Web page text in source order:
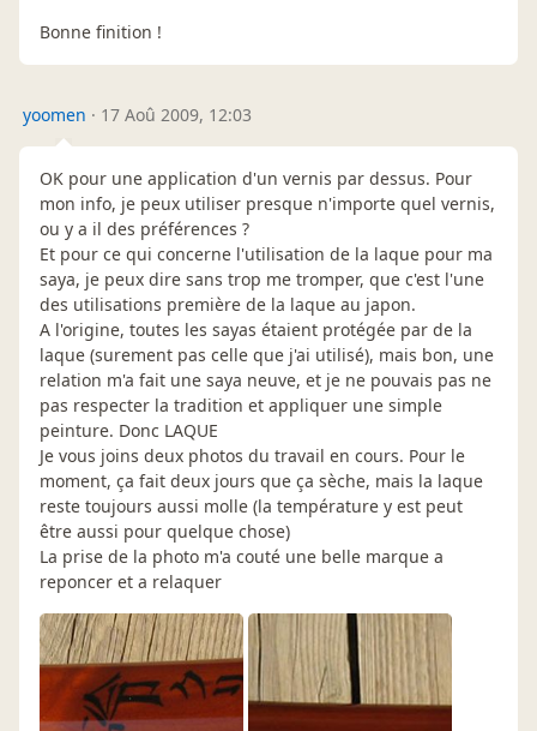
Bonne finition !
yoomen · 17 Aoû 2009, 12:03
OK pour une application d'un vernis par dessus. Pour
mon info, je peux utiliser presque n'importe quel vernis,
ou y a il des préférences ?
Et pour ce qui concerne l'utilisation de la laque pour ma
saya, je peux dire sans trop me tromper, que c'est l'une
des utilisations première de la laque au japon.
A l'origine, toutes les sayas étaient protégée par de la
laque (surement pas celle que j'ai utilisé), mais bon, une
relation m'a fait une saya neuve, et je ne pouvais pas ne
pas respecter la tradition et appliquer une simple
peinture. Donc LAQUE
Je vous joins deux photos du travail en cours. Pour le
moment, ça fait deux jours que ça sèche, mais la laque
reste toujours aussi molle (la température y est peut
être aussi pour quelque chose)
La prise de la photo m'a couté une belle marque a
reponcer et a relaquer